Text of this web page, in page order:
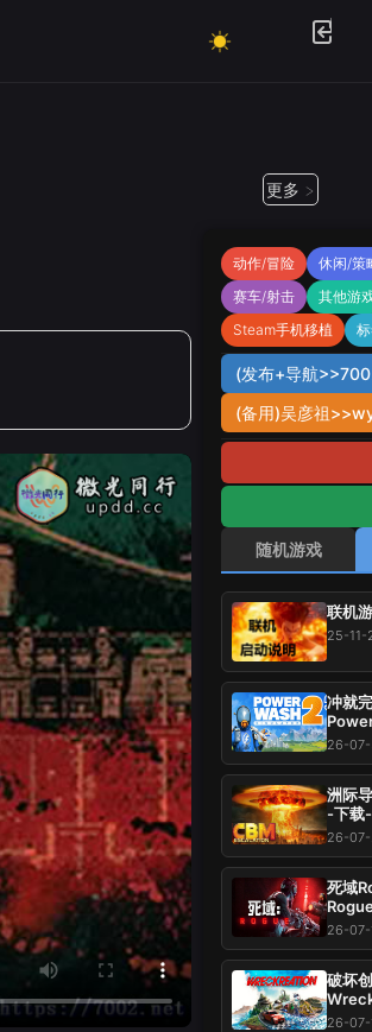
更多 >
动作/冒险
休闲/策
赛车/射击
其他游
Steam手机移植
(发布+导航
(备用)吴彦祖
随机游戏
联机
25-11-
冲就
载-游
26-
洲际导
-下载
26-07-
死域
压即
26-07-
破坏
26-07-